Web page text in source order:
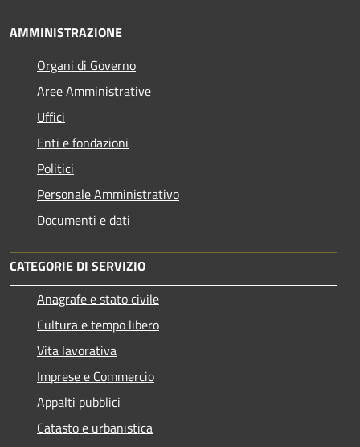
AMMINISTRAZIONE
Organi di Governo
Aree Amministrative
Uffici
Enti e fondazioni
Politici
Personale Amministrativo
Documenti e dati
CATEGORIE DI SERVIZIO
Anagrafe e stato civile
Cultura e tempo libero
Vita lavorativa
Imprese e Commercio
Appalti pubblici
Catasto e urbanistica